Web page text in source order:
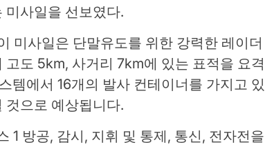
미사일을 선보였다.
미사일은 단말유도를 위한 강력한 레이더
도 5km, 사거리 7km에 있는 표적을 요격
템에서 16개의 발사 컨테이너를 가지고 있
것으로 예상됩니다.
1 방공, 감시, 지휘 및 통제, 통신, 전자전을